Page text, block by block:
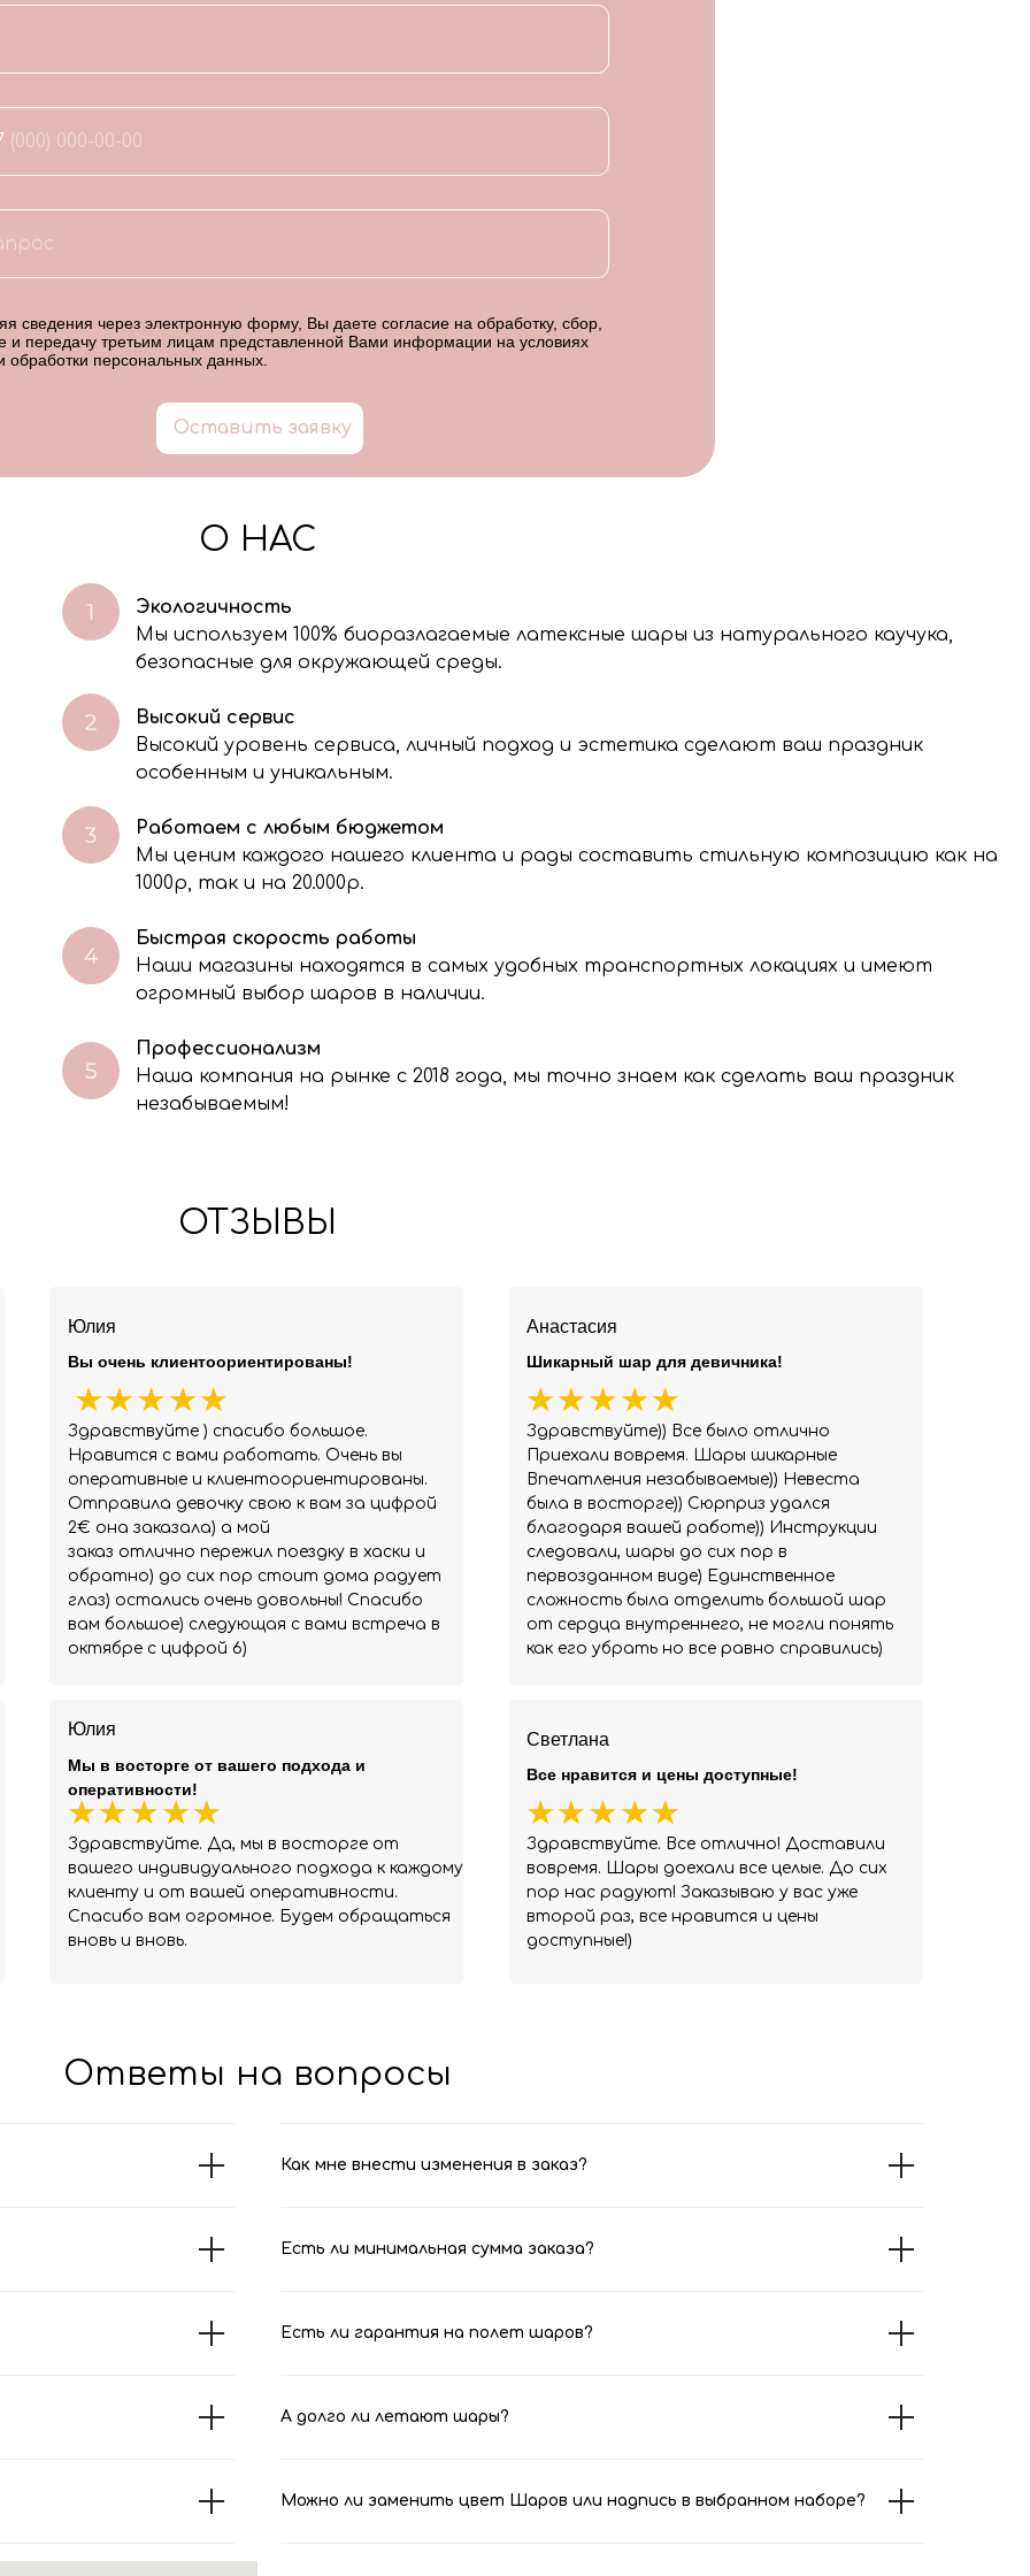
сведения через электронную форму, Вы даете согласие на обработку, сбор,
и передачу третьим лицам представленной Вами информации на условиях
обработки персональных данных.
Оставить заявку
электронную форму, Вы даете согласие на обработку, сбор, хранение и передачу
Вами информации на условиях Политики обработки персональных данных.
О НАС
Экологичность
Мы используем 100% биоразлагаемые латексные шары из натурального каучука,
безопасные для окружающей среды.
Высокий сервис
Высокий уровень сервиса, личный подход и эстетика сделают ваш праздник
особенным и уникальным.
Работаем с любым бюджетом
Мы ценим каждого нашего клиента и рады составить стильную композицию как на
1000р, так и на 20.000р.
Быстрая скорость работы
Наши магазины находятся в самых удобных транспортных локациях и имеют
огромный выбор шаров в наличии.
Профессионализм
Наша компания на рынке с 2018 года, мы точно знаем как сделать ваш праздник
незабываемым!
ОТЗЫВЫ
Юлия
Здравствуйте. Да, мы в восторге от
вашего индивидуального подхода к каждому
клиенту и от вашей оперативности.
Спасибо вам огромное. Будем обращаться
вновь и вновь.
Мы в восторге от вашего подхода и
оперативности!
Светлана
Здравствуйте. Все отлично! Доставили
вовремя. Шары доехали все целые. До сих
пор нас радуют! Заказываю у вас уже
второй раз, все нравится и цены
доступные!)
Все нравится и цены доступные!
Юлия
Здравствуйте ) спасибо большое.
Нравится с вами работать. Очень вы
оперативные и клиентоориентированы.
Отправила девочку свою к вам за цифрой
2€ она заказала) а мой
заказ отлично пережил поездку в хаски и
обратно) до сих пор стоит дома радует
глаз) остались очень довольны! Спасибо
вам большое) следующая с вами встреча в
октябре с цифрой 6)
Вы очень клиентоориентированы!
Анастасия
Здравствуйте)) Все было отлично
Приехали вовремя. Шары шикарные
Впечатления незабываемые)) Невеста
была в восторге)) Сюрприз удался
благодаря вашей работе)) Инструкции
следовали, шары до сих пор в
первозданном виде) Единственное
сложность была отделить большой шар
от сердца внутреннего, не могли понять
как его убрать но все равно справились)
Шикарный шар для девичника!
Ответы на вопросы
Как мне внести изменения в заказ?
Есть ли минимальная сумма заказа?
Есть ли гарантия на полет шаров?
А долго ли летают шары?
Можно ли заменить цвет Шаров или надпись в выбранном наборе?